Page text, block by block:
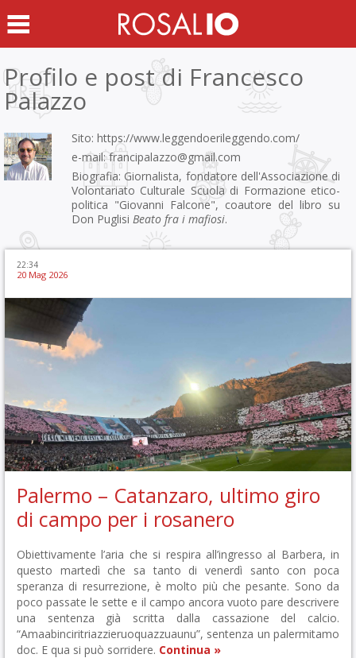
Profilo e post di Francesco
Palazzo
Sito: https://www.leggendoerileggendo.com/
e-mail:francipalazzo@gmail.com
Biografia: Giornalista, fondatore dell'Associazione di
Volontariato Culturale Scuola di Formazione etico-
politica "Giovanni Falcone", coautore del libro su
Don Puglisi Beato fra i mafiosi.
22:34
20 Mag 2026
Palermo – Catanzaro, ultimo giro
di campo per i rosanero
Obiettivamente l’aria che si respira all’ingresso al Barbera, in
questo martedì che sa tanto di venerdì santo con poca
speranza di resurrezione, è molto più che pesante. Sono da
poco passate le sette e il campo ancora vuoto pare descrivere
una sentenza già scritta dalla cassazione del calcio.
“Amaabinciritriazzieruoquazzuaunu”, sentenza un palermitamo
doc. E qua si può sorridere. Continua »